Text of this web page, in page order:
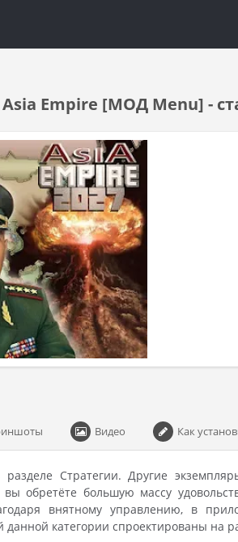
Empire [МОД Menu] -
Видео Как
Стратегии. Другие
обретёте большую массу
внятному управлению, в
данной категории спроектированы на